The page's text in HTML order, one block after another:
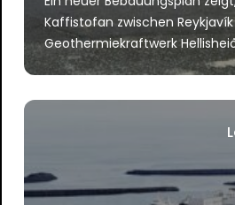
Kaffistofan zwischen
Geothermiekraftwerk